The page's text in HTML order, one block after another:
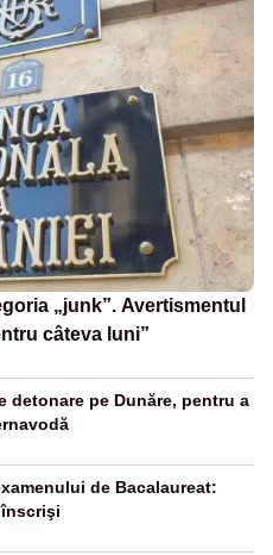
„junk”. Avertismentul
câteva luni”
detonare pe Dunăre, pentru a
de Bacalaureat:
înscrişi